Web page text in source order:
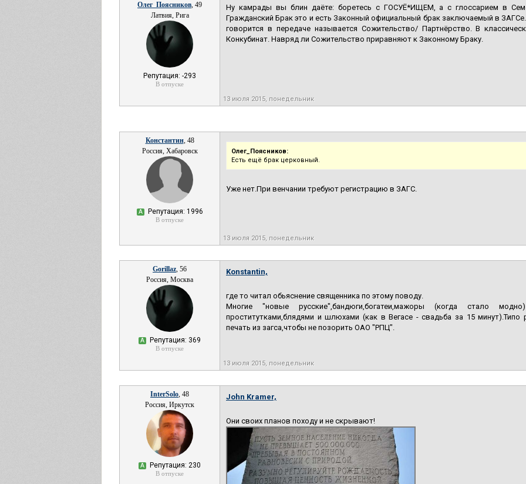
Олег_Поясников, 49
Латвия, Рига
Репутация: -293
В отпуске
Ну камрады вы блин даёте: боретесь с ГОСУЁ*ИЩЕМ, а с глоссарием в
Гражданский Брак это и есть Законный официальный брак заключаемый в
говорится в передаче называется Сожительство/ Партнёрство. В
Конкубинат. Навряд ли Сожительство приравняют к Законному Браку.
13 июля 2015, понедельник
Константин, 48
Россия, Хабаровск
А Репутация: 1996
В отпуске
Олег_Поясников:
Есть ещё брак церковный.
Уже нет.При венчании требуют регистрацию в ЗАГС.
13 июля 2015, понедельник
Gorillaz, 56
Россия, Москва
А Репутация: 369
В отпуске
Konstantin,
где то читал обьяснение священника по этому поводу.
Многие "новые русские",бандюги,богатеи,мажоры (когда стало
проститутками,блядями и шлюхами (как в Вегасе - свадьба за 15
печать из загса,чтобы не позорить ОАО "РПЦ".
13 июля 2015, понедельник
InterSolo, 48
Россия, Иркутск
А Репутация: 230
В отпуске
John Kramer,
Они своих планов походу и не скрывают!